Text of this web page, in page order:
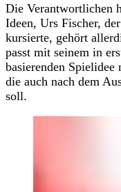
Die Verantwortlichen
Ideen, Urs Fischer,
kursierte, gehört
passt mit seinem in
basierenden Spielidee
die auch nach dem
soll.